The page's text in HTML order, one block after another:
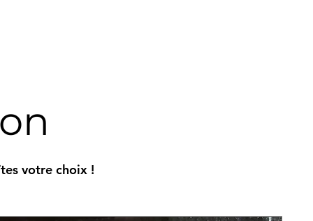
votre choix !